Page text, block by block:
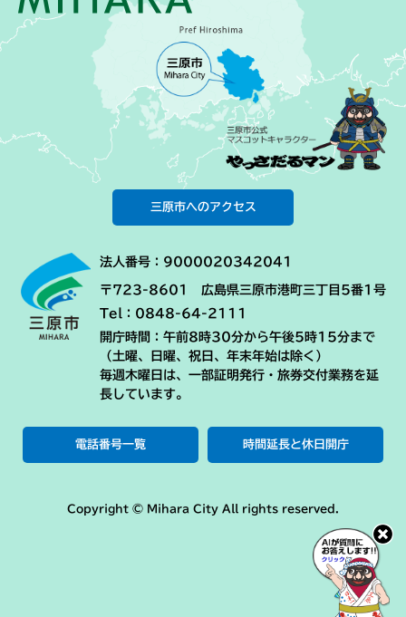
三原市へのアクセス
法人番号：9000020342041
〒723-8601 広島県三原市港町三丁目5番1号
Tel：0848-64-2111
開庁時間：午前8時30分から午後5時15分まで
（土曜、日曜、祝日、年末年始は除く）
毎週木曜日は、一部証明発行・旅券交付業務を延
長しています。
電話番号一覧 時間延長と休日開庁
Copyright © Mihara City All rights reserved.